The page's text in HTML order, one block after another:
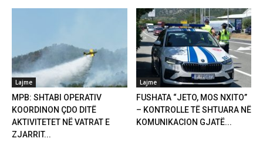
Lajme
MPB: SHTABI OPERATIV
KOORDINON ÇDO DITË
AKTIVITETET NË VATRAT E
ZJARRIT...
Lajme
FUSHATA “JETO, MOS NXITO”
– KONTROLLE TË SHTUARA NË
KOMUNIKACION GJATË...